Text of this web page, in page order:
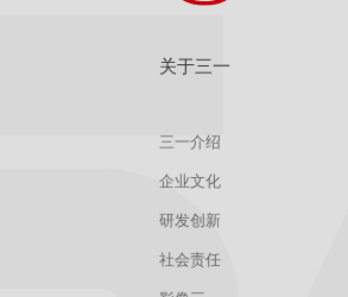
关于三一
三一介绍
企业文化
研发创新
社会责任